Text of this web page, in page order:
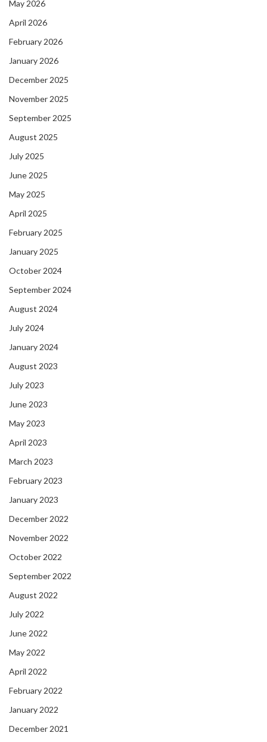
May 2026
April 2026
February 2026
January 2026
December 2025
November 2025
September 2025
August 2025
July 2025
June 2025
May 2025
April 2025
February 2025
January 2025
October 2024
September 2024
August 2024
July 2024
January 2024
August 2023
July 2023
June 2023
May 2023
April 2023
March 2023
February 2023
January 2023
December 2022
November 2022
October 2022
September 2022
August 2022
July 2022
June 2022
May 2022
April 2022
February 2022
January 2022
December 2021